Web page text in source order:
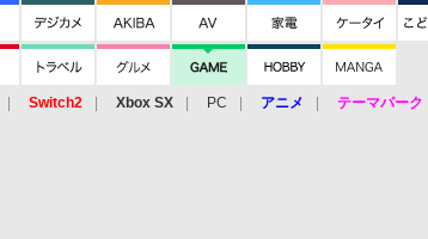
Switch2 Xbox SX PC アニメ テーマパーク